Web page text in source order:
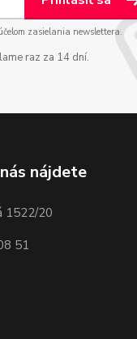
zasielania newslettera.
raz za 14 dní.
nájdete
1522/20
51